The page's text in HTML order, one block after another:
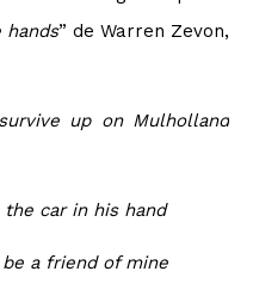
hands” de Warren Zevon,
up on Mulholland
the car in his hand
be a friend of mine